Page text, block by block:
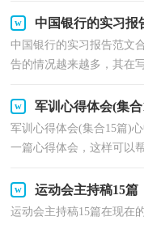
中国银行的实习报
中国银行的实习报告范文
告的情况越来越多，其在
军训心得体会(集合
军训心得体会(集合15篇)
一篇心得体会，这样可以
运动会主持稿15篇
运动会主持稿15篇在现在